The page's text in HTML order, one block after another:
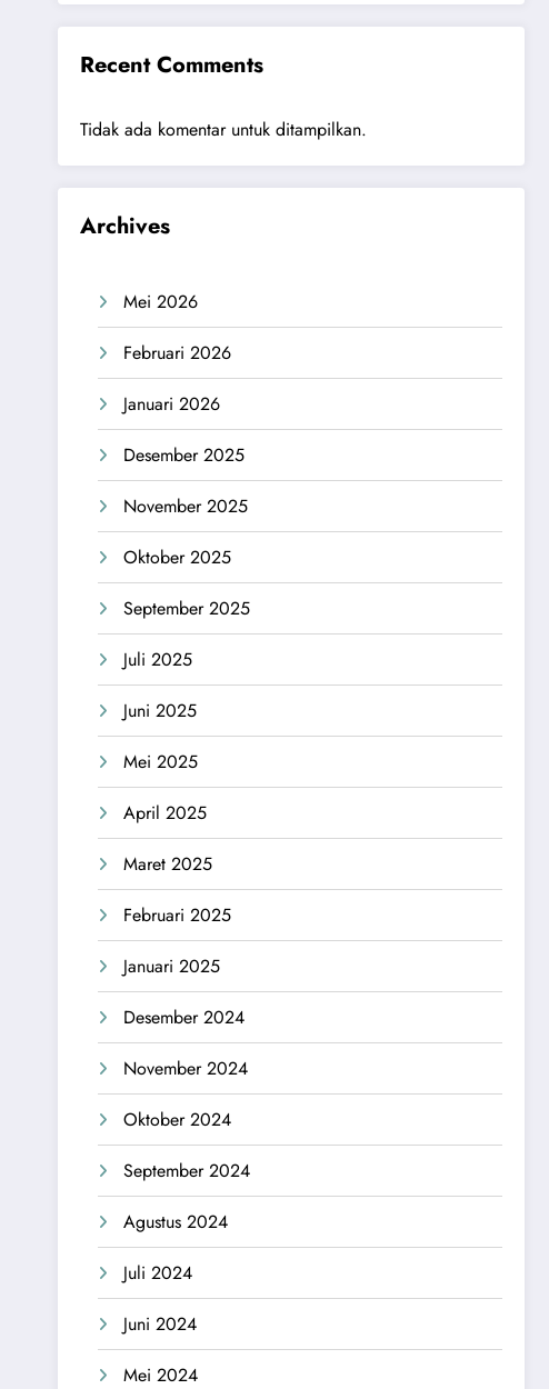
Recent Comments
Tidak ada komentar untuk ditampilkan.
Archives
Mei 2026
Februari 2026
Januari 2026
Desember 2025
November 2025
Oktober 2025
September 2025
Juli 2025
Juni 2025
Mei 2025
April 2025
Maret 2025
Februari 2025
Januari 2025
Desember 2024
November 2024
Oktober 2024
September 2024
Agustus 2024
Juli 2024
Juni 2024
Mei 2024